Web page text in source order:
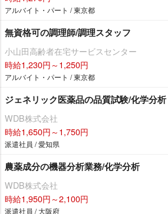
アルバイト・パート / 東京都
無資格可の調理師/調理スタッフ
小山田高齢者在宅サービスセンター
時給1,230円～1,250円
アルバイト・パート / 東京都
ジェネリック医薬品の品質試験/化学分析
WDB株式会社
時給1,650円～1,750円
派遣社員 / 愛知県
農薬成分の機器分析業務/化学分析
WDB株式会社
時給1,950円～2,100円
派遣社員 / 大阪府